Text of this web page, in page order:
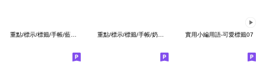
實用小編用語-可愛標籤07